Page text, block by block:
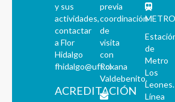
y sus
actividades,
contactar
a Flor
Hidalgo
fhidalgo@uft.cl
ACREDITACIÓN
previa
coordinación
de
visita
con
Roxana
Valdebenito.
METRO
de
Metro
Los
Leones.
Línea